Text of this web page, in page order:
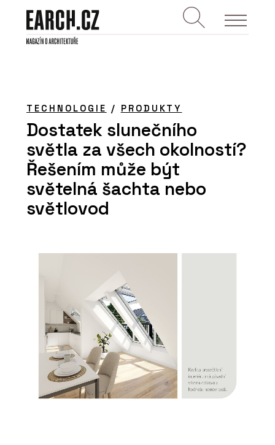
TECHNOLOGIE / PRODUKTY
Dostatek slunečního
světla za všech okolností?
Řešením může být
světelná šachta nebo
světlovod